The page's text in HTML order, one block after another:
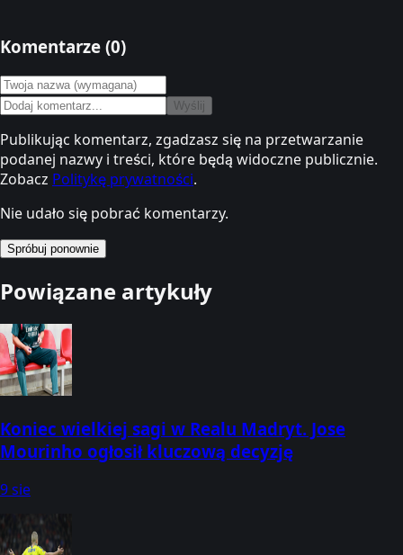
Komentarze (0)
Wyślij
Publikując komentarz, zgadzasz się na przetwarzanie
podanej nazwy i treści, które będą widoczne publicznie.
Zobacz Politykę prywatności.
Nie udało się pobrać komentarzy.
Spróbuj ponownie
Powiązane artykuły
Koniec wielkiej sagi w Realu Madryt. Jose
Mourinho ogłosił kluczową decyzję
9 sie